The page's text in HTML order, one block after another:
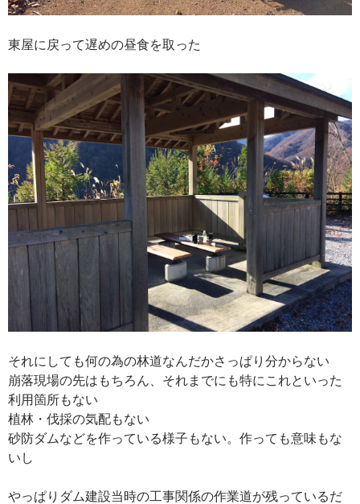
東屋に戻って遅めの昼食を取った
それにしても何の為の林道なんだかさっぱり分からない
崩落現場の先はもちろん、それまでにも特にこれといった
利用箇所もない
植林・伐採の気配もない
砂防ダムなどを作っている様子もない。作っても意味もな
いし
やっぱりダム建設当時の工事関係の作業道が残っているだ